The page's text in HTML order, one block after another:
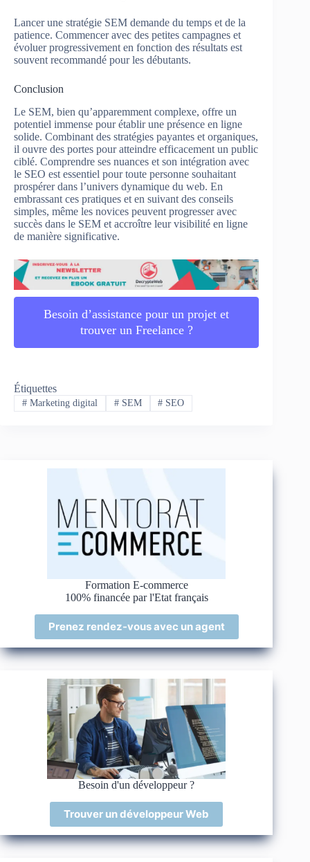
Lancer une stratégie SEM demande du temps et de la
patience. Commencer avec des petites campagnes et
évoluer progressivement en fonction des résultats est
souvent recommandé pour les débutants.
Conclusion
Le SEM, bien qu’apparemment complexe, offre un
potentiel immense pour établir une présence en ligne
solide. Combinant des stratégies payantes et organiques,
il ouvre des portes pour atteindre efficacement un public
ciblé. Comprendre ses nuances et son intégration avec
le SEO est essentiel pour toute personne souhaitant
prospérer dans l’univers dynamique du web. En
embrassant ces pratiques et en suivant des conseils
simples, même les novices peuvent progresser avec
succès dans le SEM et accroître leur visibilité en ligne
de manière significative.
Besoin d’assistance pour un projet et
trouver un Freelance ?
Étiquettes
#Marketing digital #SEM # SEO
Formation E-commerce
100% financée par l'Etat français
Prenez rendez-vous avec un agent
Besoin d'un développeur ?
Trouver un développeur Web